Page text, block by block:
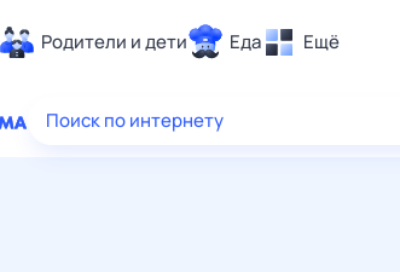
Родители и дети Еда Ещё
Здоровье
Поиск по интернету